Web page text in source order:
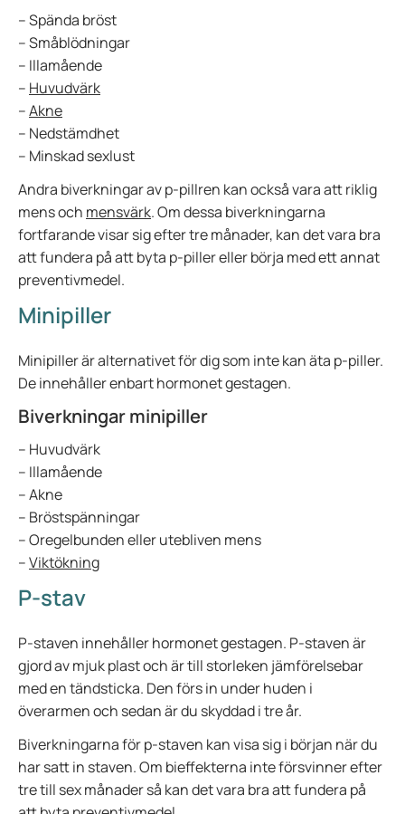
– Spända bröst
– Småblödningar
– Illamående
– Huvudvärk
–Akne
– Nedstämdhet
– Minskad sexlust
Andra biverkningar av p-pillren kan också vara att riklig
mens och mensvärk. Om dessa biverkningarna
fortfarande visar sig efter tre månader, kan det vara bra
att fundera på att byta p-piller eller börja med ett annat
preventivmedel.
Minipiller
Minipiller är alternativet för dig som inte kan äta p-piller.
De innehåller enbart hormonet gestagen.
Biverkningar minipiller
– Huvudvärk
– Illamående
– Akne
– Bröstspänningar
– Oregelbunden eller utebliven mens
–Viktökning
P-stav
P-staven innehåller hormonet gestagen. P-staven är
gjord av mjuk plast och är till storleken jämförelsebar
med en tändsticka. Den förs in under huden i
överarmen och sedan är du skyddad i tre år.
Biverkningarna för p-staven kan visa sig i början när du
har satt in staven. Om bieffekterna inte försvinner efter
tre till sex månader så kan det vara bra att fundera på